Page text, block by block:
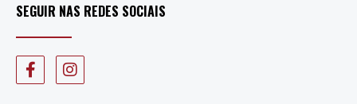
SEGUIR NAS REDES SOCIAIS